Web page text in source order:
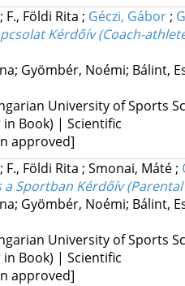
; F., Földi Rita ; Géczi, Gábor;
Kérdőív (Coach-
Gyömbér, Noémi; Bálint,
University of Sports
Book) | Scientific
approved]
; F., Földi Rita ; Smonai, Máté;
a Sportban Kérdőív
Gyömbér, Noémi; Bálint,
University of Sports
Book) | Scientific
approved]